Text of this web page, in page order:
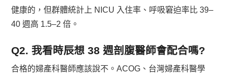
健康的，但群體統計上 NICU 入住率、呼吸窘迫率比 39–
40 週高 1.5–2 倍。
Q2. 我看時辰想 38 週剖腹醫師會配合嗎?
合格的婦產科醫師應該說不。ACOG、台灣婦產科醫學